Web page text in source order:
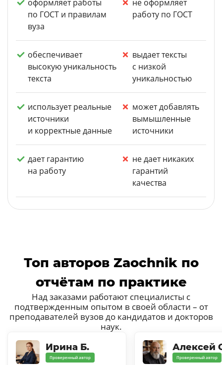
оформляет работы
по ГОСТ и правилам
вуза
не оформляет
работу по ГОСТ
обеспечивает
высокую уникальность
текста
выдает тексты
с низкой
уникальностью
использует реальные
источники
и корректные данные
может добавлять
вымышленные
источники
дает гарантию
на работу
не дает никаких
гарантий
качества
Топ авторов Zaochnik по
отчётам по практике
Над заказами работают специалисты с
подтвержденным опытом в своей области – от
преподавателей вузов до кандидатов и докторов
наук.
Ирина Б.
Проверенный автор
Алексей
Проверенный автор